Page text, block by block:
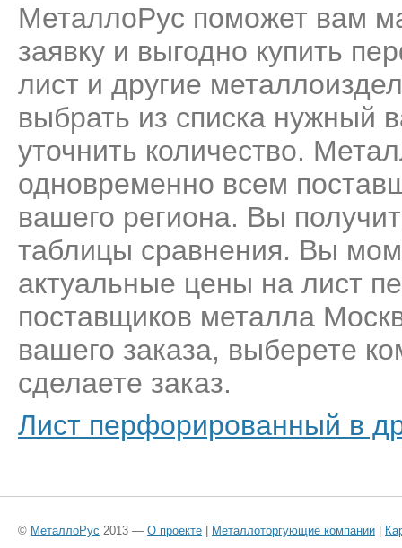
МеталлоРус поможет вам
заявку и выгодно купить
лист и другие
выбрать из списка нужный
уточнить количество.
одновременно всем
вашего региона. Вы
таблицы сравнения. Вы
актуальные цены на лист
поставщиков металла
вашего заказа, выберете
сделаете заказ.
Лист перфорированный в
© МеталлоРус 2013 — О проекте | Металлоторгующие компании |